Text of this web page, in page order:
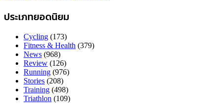
ประเภทยอดนิยม
Cycling (173)
Fitness & Health (379)
News (968)
Review (126)
Running (976)
Stories (208)
Training (498)
Triathlon (109)